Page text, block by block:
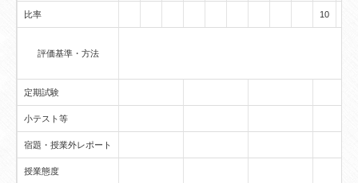
比率 10
評価基準・方法
定期試験
小テスト等
宿題・授業外レポート
授業態度